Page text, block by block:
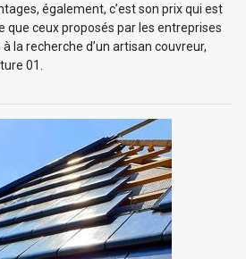
également, c’est son prix qui est
ceux proposés par les entreprises
la recherche d’un artisan couvreur,
01.